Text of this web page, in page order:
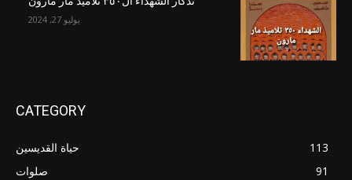
يوليو 27, 2024
CATEGORY
حياة القديسين
113
صلوات
91